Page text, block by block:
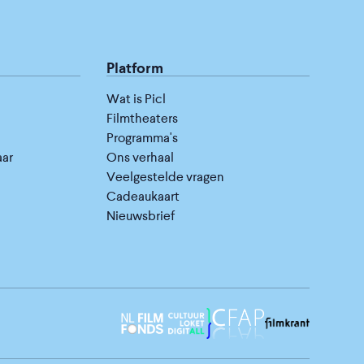
Platform
Wat is Picl
Filmtheaters
Programma's
Ons verhaal
Veelgestelde vragen
Cadeaukaart
Nieuwsbrief